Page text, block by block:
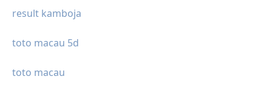
result kamboja
toto macau 5d
toto macau